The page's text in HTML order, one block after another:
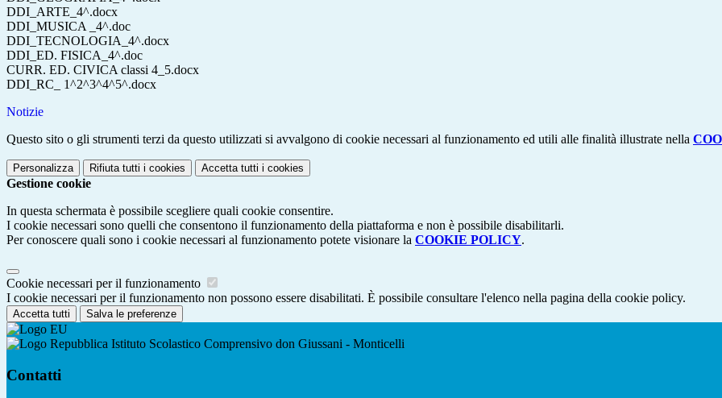
DDI_ARTE_4^.docx
DDI_MUSICA _4^.doc
DDI_TECNOLOGIA_4^.docx
DDI_ED. FISICA_4^.doc
CURR. ED. CIVICA classi 4_5.docx
DDI_RC_ 1^2^3^4^5^.docx
Notizie
Questo sito o gli strumenti terzi da questo utilizzati si avvalgono di cookie necessari al funzionamento ed utili alle finalità illustrate nella
Personalizza Rifiuta tutti i cookies Accetta tutti i cookies
Gestione cookie
In questa schermata è possibile scegliere quali cookie consentire.
I cookie necessari sono quelli che consentono il funzionamento della piattaforma e non è possibile disabilitarli.
Per conoscere quali sono i cookie necessari al funzionamento potete visionare la COOKIE POLICY.
Cookie necessari per il funzionamento
I cookie necessari per il funzionamento non possono essere disabilitati. È possibile consultare l'elenco nella pagina della cookie policy.
Accetta tutti Salva le preferenze
Istituto Scolastico Comprensivo don Giussani - Monticelli
Contatti